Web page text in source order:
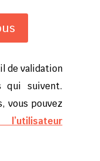
de validation
qui suivent.
vous pouvez